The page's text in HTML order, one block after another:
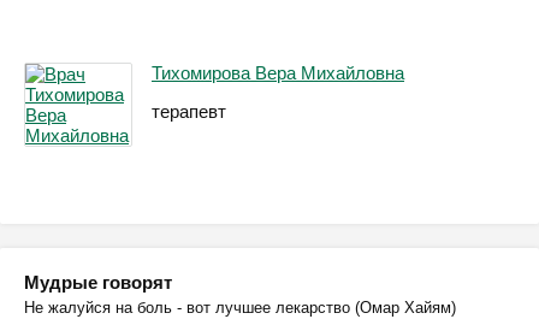
Тихомирова Вера Михайловна
терапевт
Мудрые говорят
Не жалуйся на боль - вот лучшее лекарство (Омар Хайям)